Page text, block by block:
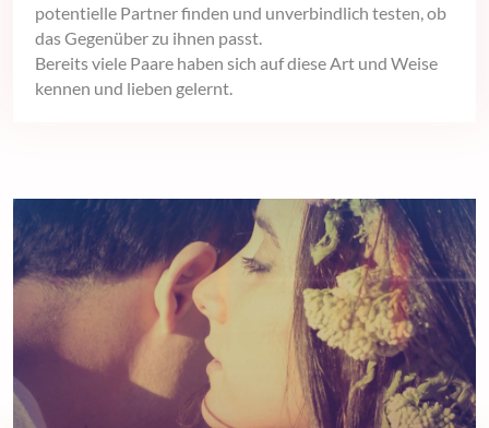
potentielle Partner finden und unverbindlich testen, ob
das Gegenüber zu ihnen passt.
Bereits viele Paare haben sich auf diese Art und Weise
kennen und lieben gelernt.